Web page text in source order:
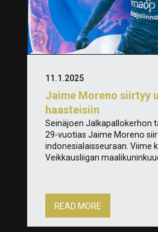
Jaime Moreno siirtyy
haasteisiin
11.1.2025
Seinäjoen Jalkapallokerhon
29-vuotias Jaime Moreno
indonesialaisseuraan. Viime
Veikkausliigan
READ MORE